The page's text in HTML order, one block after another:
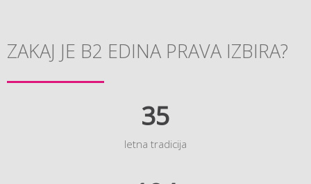
ZAKAJ JE B2 EDINA PRAVA IZBIRA?
35
letna tradicija